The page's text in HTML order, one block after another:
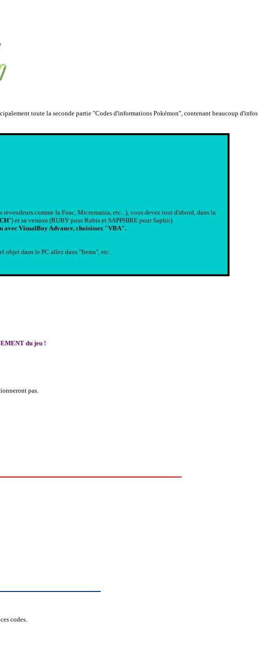
toute la seconde partie "Codes d'informations Pokémon", contenant beaucoup d'infos
comme la Fnac, Micromania, etc...), vous devez tout d'abord, dans la
") et sa version (RUBY pour Rubis et SAPPHIRE pour Saphir).
VisualBoy Advance, choisissez "VBA".
objet dans le PC allez dans "Items", etc...
du jeu !
pas.
codes.